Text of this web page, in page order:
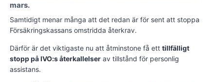
mars.
Samtidigt menar många att det redan är för sent att stoppa
Försäkringskassans omstridda återkrav.
Därför är det viktigaste nu att åtminstone få ett tillfälligt
stopp på IVO:s återkallelser av tillstånd för personlig
assistans.